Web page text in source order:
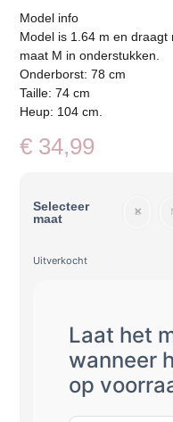
Model info
Model is 1.64 m en
maat M in onderstukken.
Onderborst: 78 cm
Taille: 74 cm
Heup: 104 cm.
€ 34,99
Selecteer
maat
L
Uitverkocht
Laat het
wanneer
op